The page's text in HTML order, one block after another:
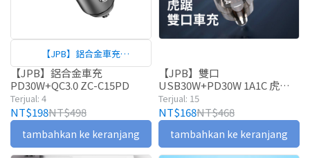
【JPB】鋁合金車充
PD30W+QC3.0 ZC-C15PD
【JPB】鋁合金車充
PD30W+QC3.0 ZC-C15PD
Terjual: 4
NT$198NT$498
tambahkan ke keranjang
【JPB】雙口
USB30W+PD30W 1A1C 虎踞
系列 車充 KSC-1175
Terjual: 15
NT$168NT$468
tambahkan ke keranjang